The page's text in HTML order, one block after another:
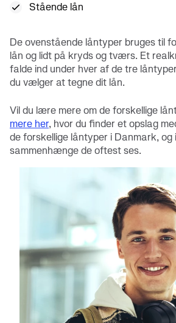
Stående lån
De ovenstående låntyper bruges til
lån og lidt på kryds og tværs. Et
falde ind under hver af de tre
du vælger at tegne dit lån.
Vil du lære mere om de forskellige
mere her, hvor du finder et opslag
de forskellige låntyper i Danmark, og
sammenhænge de oftest ses.